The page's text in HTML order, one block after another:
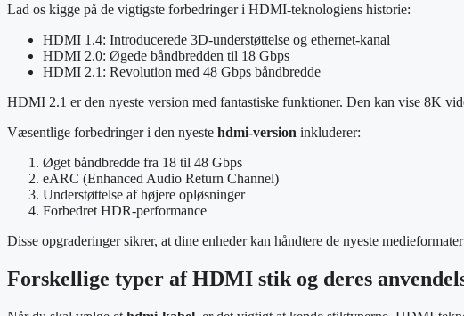
Lad os kigge på de vigtigste forbedringer i HDMI-teknologiens historie:
HDMI 1.4: Introducerede 3D-understøttelse og ethernet-kanal
HDMI 2.0: Øgede båndbredden til 18 Gbps
HDMI 2.1: Revolution med 48 Gbps båndbredde
HDMI 2.1 er den nyeste version med fantastiske funktioner. Den kan vise 8K
Væsentlige forbedringer i den nyeste hdmi-version inkluderer:
Øget båndbredde fra 18 til 48 Gbps
eARC (Enhanced Audio Return Channel)
Understøttelse af højere opløsninger
Forbedret HDR-performance
Disse opgraderinger sikrer, at dine enheder kan håndtere de nyeste
Forskellige typer af HDMI stik og deres